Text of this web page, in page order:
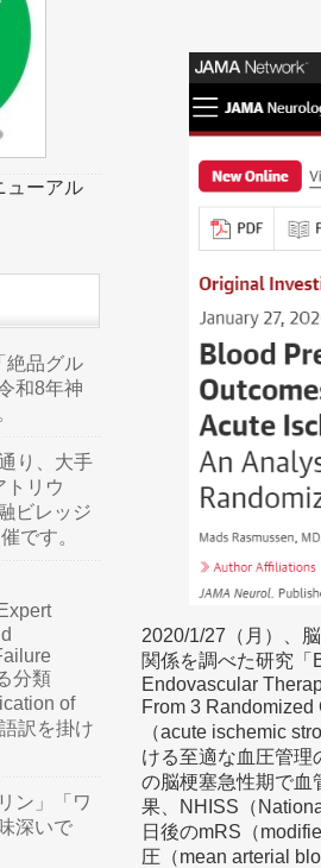
2020/1/27（月）、
関係を調べた研究「
Endovascular
From 3
（acute ischemic
ける至適な血圧管理
の脳梗塞急性期で血
果、NHISS（
日後のmRS（
圧（mean arterial
ューアル
絶品グル
和8年神
り、大手
トリウ
ビレッジ
です。
分類
of
訳を掛け
ン」「ワ
深いで